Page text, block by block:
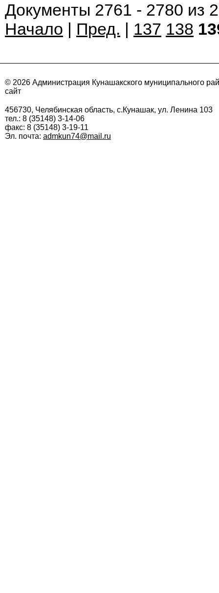
Документы 2761 - 2780 из
Начало | Пред. | 137 138
© 2026 Администрация Кунашакского муниципального
сайт
456730, Челябинская область, с.Кунашак, ул. Ленина 103
тел.: 8 (35148) 3-14-06
факс: 8 (35148) 3-19-11
Эл. почта: admkun74@mail.ru